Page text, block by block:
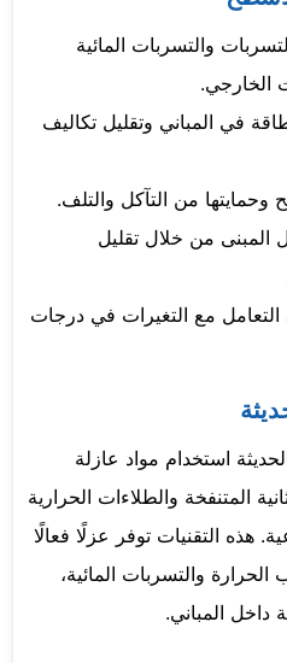
والتسربات المائية
الخارجي.
في المباني وتقليل تكاليف
وحمايتها من التآكل والتلف.
المبنى من خلال تقليل
مع التغيرات في درجات
استخدام مواد عازلة
المتنفخة والطلاءات الحرارية
هذه التقنيات توفر عزلًا فعالًا
والتسربات المائية،
داخل المباني.